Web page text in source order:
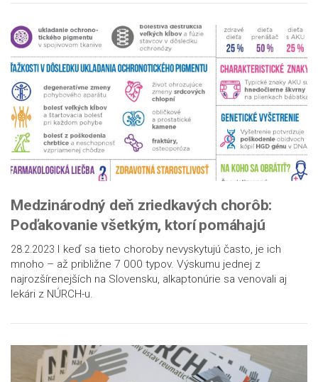
Medzinárodný deň zriedkavých chorôb:
Poďakovanie všetkým, ktorí pomáhajú
28.2.2023 I keď sa tieto choroby nevyskytujú často, je ich
mnoho – až približne 7 000 typov. Výskumu jednej z
najrozšírenejších na Slovensku, alkaptonúrie sa venovali aj
lekári z NÚRCH-u.